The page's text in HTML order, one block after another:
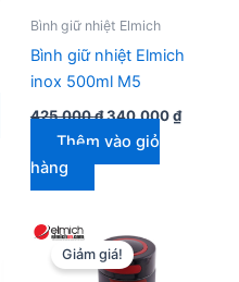
Bình giữ nhiệt Elmich
Bình giữ nhiệt Elmich
inox 500ml M5
425.000₫ Giá
là:
425.000 ₫.
340.000₫Giá
hiện
Thêm vào giỏ
hàng
Giảm giá!